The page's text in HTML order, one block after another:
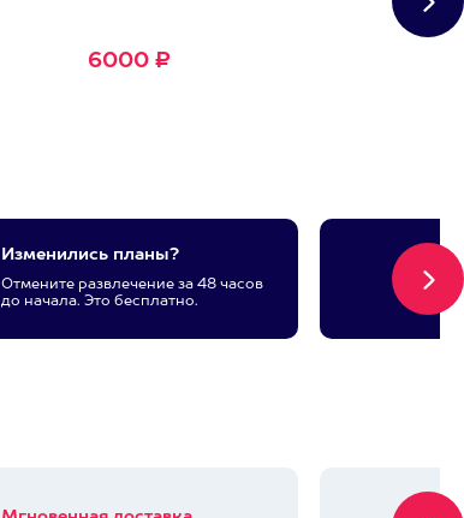
6000 ₽
Изменились планы?
Отмените развлечение за 48 часов
до начала. Это бесплатно.